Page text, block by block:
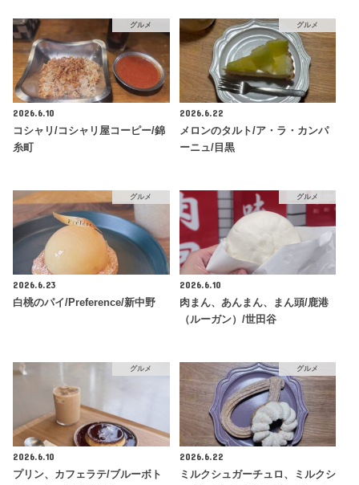
グルメ
2026.6.10
コシャリ/コシャリ屋コーピー/錦
糸町
グルメ
2026.6.22
メロンのタルト/ア・ラ・カンパ
ーニュ/目黒
グルメ
2026.6.23
白桃のパイ/Preference/新中野
グルメ
2026.6.10
肉まん、あんまん、まん頭/鹿港
（ルーガン）/世田谷
グルメ
2026.6.10
プリン、カフェラテ/ブルーボト
グルメ
2026.6.22
ミルクシュガーチュロ、ミルクシ